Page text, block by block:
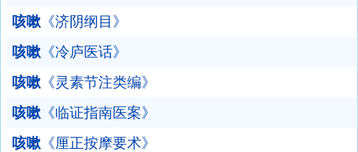
咳嗽 《济阴纲目》
咳嗽 《冷庐医话》
咳嗽 《灵素节注类编》
咳嗽 《临证指南医案》
咳嗽 《厘正按摩要术》